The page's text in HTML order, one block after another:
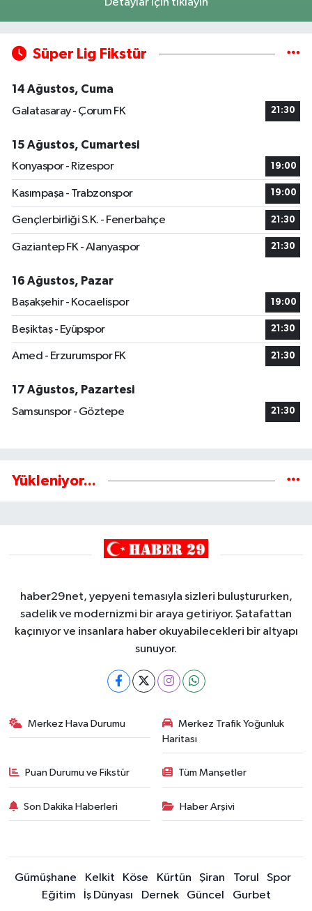
Detaylar için tıklayın
Süper Lig Fikstür
14 Ağustos, Cuma
Galatasaray - Çorum FK
21:30
15 Ağustos, Cumartesi
Konyaspor - Rizespor
19:00
Kasımpaşa - Trabzonspor 19:00
Gençlerbirliği S.K. - Fenerbahçe 21:30
Gaziantep FK - Alanyaspor 21:30
16 Ağustos, Pazar
Başakşehir - Kocaelispor
19:00
Beşiktaş - Eyüpspor 21:30
Amed - Erzurumspor FK 21:30
17 Ağustos, Pazartesi
Samsunspor - Göztepe
21:30
Yükleniyor...
haber29net, yepyeni temasıyla sizleri buluştururken,
sadelik ve modernizmi bir araya getiriyor. Şatafattan
kaçınıyor ve insanlara haber okuyabilecekleri bir altyapı
sunuyor.
Merkez Hava Durumu
Merkez Trafik Yoğunluk
Haritası
Puan Durumu ve Fikstür Tüm Manşetler
Son Dakika Haberleri Haber Arşivi
Gümüşhane Kelkit Köse Kürtün Şiran Torul
Spor
Eğitim
İş Dünyası Dernek Güncel Gurbet